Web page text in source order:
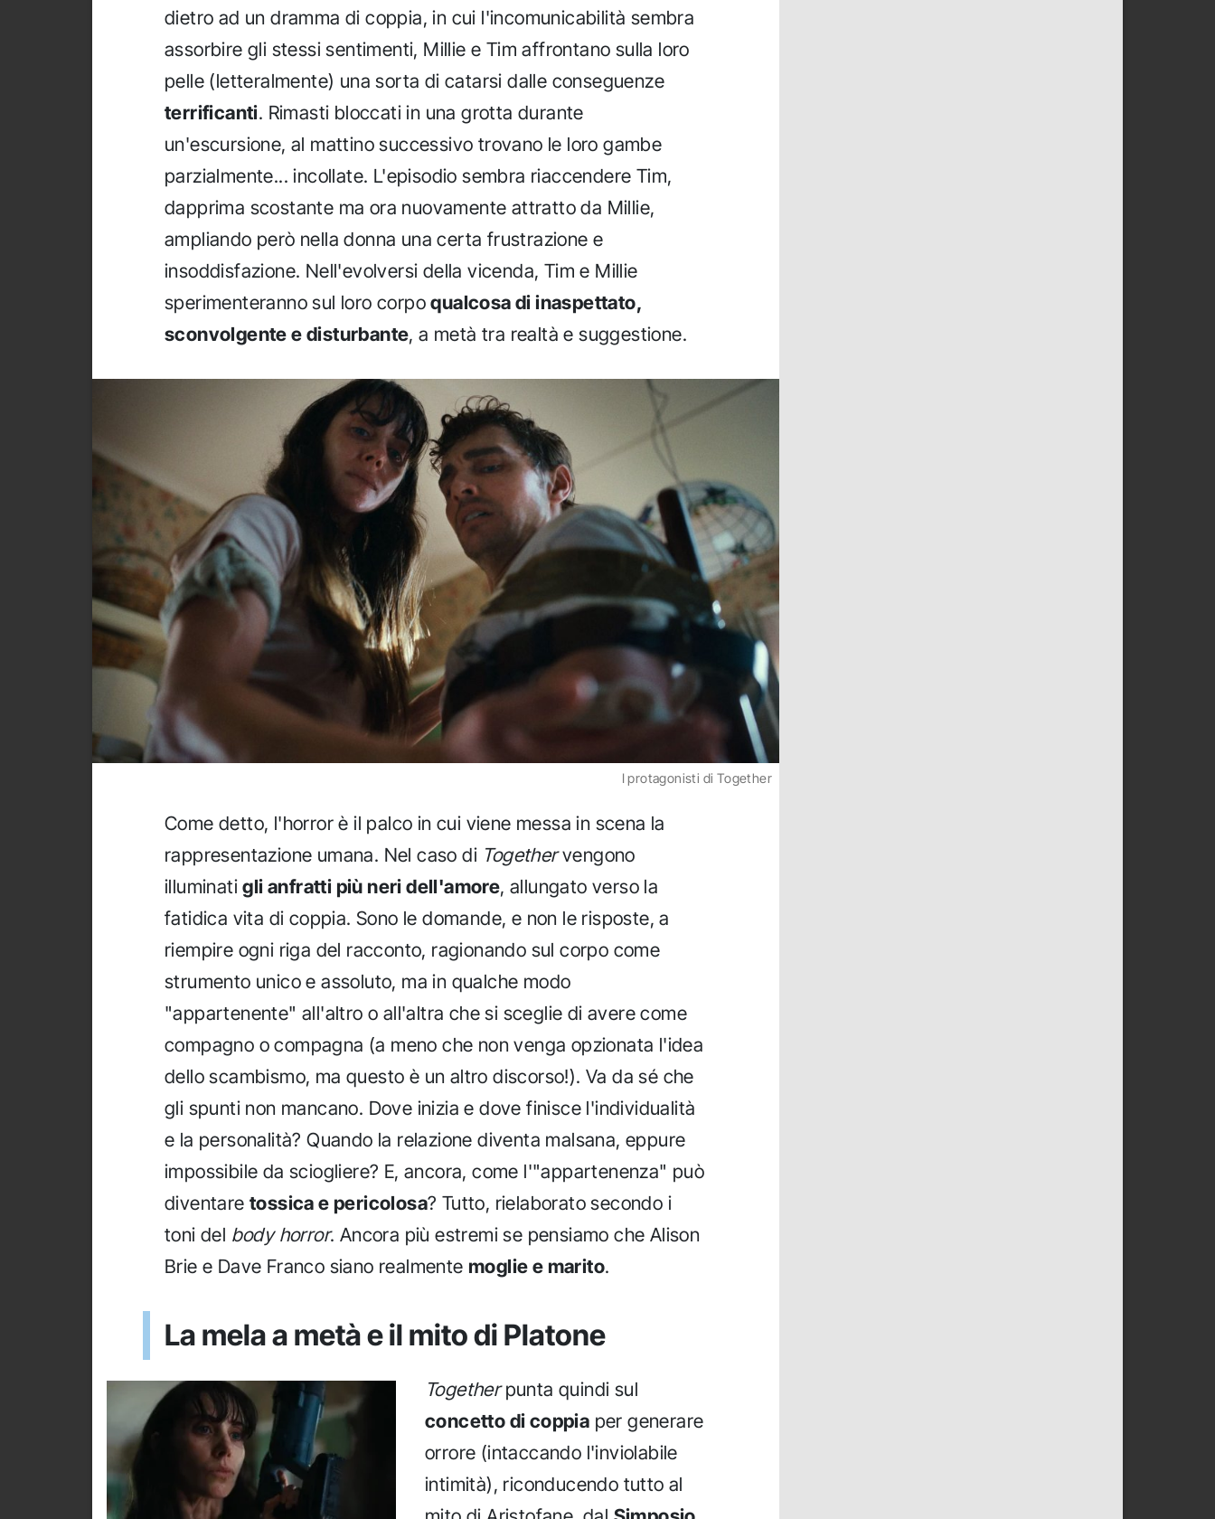
dietro ad un dramma di coppia, in cui l'incomunicabilità sembra
assorbire gli stessi sentimenti, Millie e Tim affrontano sulla loro
pelle (letteralmente) una sorta di catarsi dalle conseguenze
terrificanti. Rimasti bloccati in una grotta durante
un'escursione, al mattino successivo trovano le loro gambe
parzialmente... incollate. L'episodio sembra riaccendere Tim,
dapprima scostante ma ora nuovamente attratto da Millie,
ampliando però nella donna una certa frustrazione e
insoddisfazione. Nell'evolversi della vicenda, Tim e Millie
sperimenteranno sul loro corpoqualcosa di inaspettato,
sconvolgente e disturbante, a metà tra realtà e suggestione.
I protagonisti di Together
Come detto, l'horror è il palco in cui viene messa in scena la
rappresentazione umana. Nel caso di Togethervengono
illuminatigli anfratti più neri dell'amore, allungato verso la
fatidica vita di coppia. Sono le domande, e non le risposte, a
riempire ogni riga del racconto, ragionando sul corpo come
strumento unico e assoluto, ma in qualche modo
"appartenente" all'altro o all'altra che si sceglie di avere come
compagno o compagna (a meno che non venga opzionata l'idea
dello scambismo, ma questo è un altro discorso!). Va da sé che
gli spunti non mancano. Dove inizia e dove finisce l'individualità
e la personalità? Quando la relazione diventa malsana, eppure
impossibile da sciogliere? E, ancora, come l'"appartenenza" può
diventaretossica e pericolosa? Tutto, rielaborato secondo i
toni del body horror. Ancora più estremi se pensiamo che Alison
Brie e Dave Franco siano realmente moglie e marito.
La mela a metà e il mito di Platone
Togetherpunta quindi sul
concetto di coppia per generare
orrore (intaccando l'inviolabile
intimità), riconducendo tutto al